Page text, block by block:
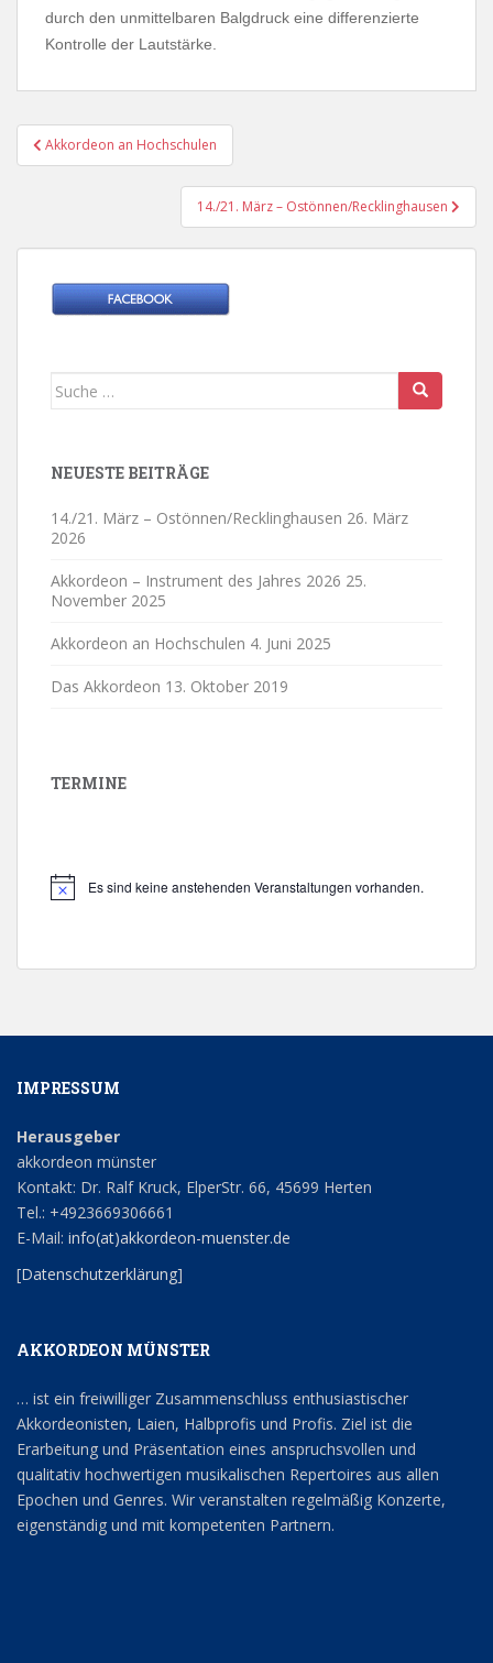
durch den unmittelbaren Balgdruck eine differenzierte
Kontrolle der Lautstärke.
Beitragsnavigation
Akkordeon an Hochschulen
14./21. März – Ostönnen/Recklinghausen
Suche
NEUESTE BEITRÄGE
14./21. März – Ostönnen/Recklinghausen 26. März
2026
Akkordeon – Instrument des Jahres 2026 25.
November 2025
Akkordeon an Hochschulen 4. Juni 2025
Das Akkordeon 13. Oktober 2019
TERMINE
H
e
Es sind keine anstehenden Veranstaltungen vorhanden.
IMPRESSUM
Herausgeber
akkordeon münster
Kontakt: Dr. Ralf Kruck, ElperStr. 66, 45699 Herten
Tel.: +4923669306661
E-Mail: info(at)akkordeon-muenster.de
[Datenschutzerklärung]
AKKORDEON MÜNSTER
… ist ein freiwilliger Zusammenschluss enthusiastischer
Akkordeonisten, Laien, Halbprofis und Profis. Ziel ist die
Erarbeitung und Präsentation eines anspruchsvollen und
qualitativ hochwertigen musikalischen Repertoires aus allen
Epochen und Genres. Wir veranstalten regelmäßig Konzerte,
eigenständig und mit kompetenten Partnern.